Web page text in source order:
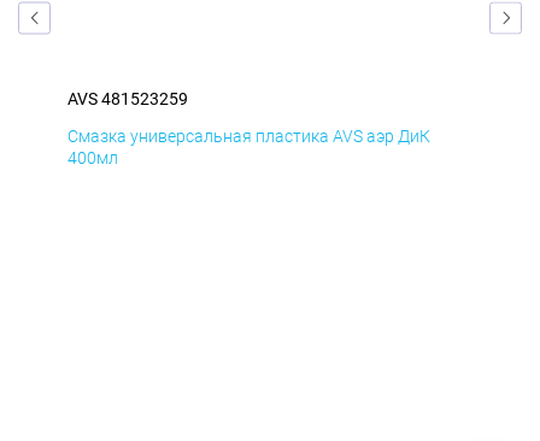
AVS 481523259
Смазка универсальная пластика AVS аэр ДиК
400мл